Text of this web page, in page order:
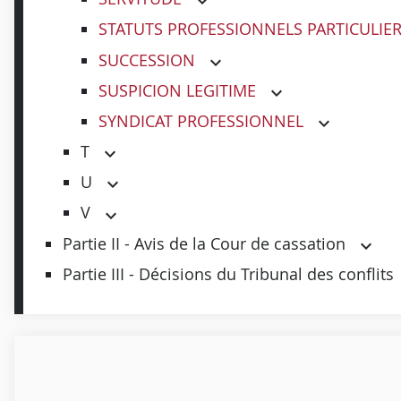
STATUTS PROFESSIONNELS
SUCCESSION
SUSPICION LEGITIME
SYNDICAT PROFESSIONNEL
T
U
V
Partie II - Avis de la Cour de cassation
Partie III - Décisions du Tribunal des conflits